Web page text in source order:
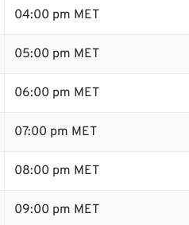
04:00 pm MET
05:00 pm MET
06:00 pm MET
07:00 pm MET
08:00 pm MET
09:00 pm MET